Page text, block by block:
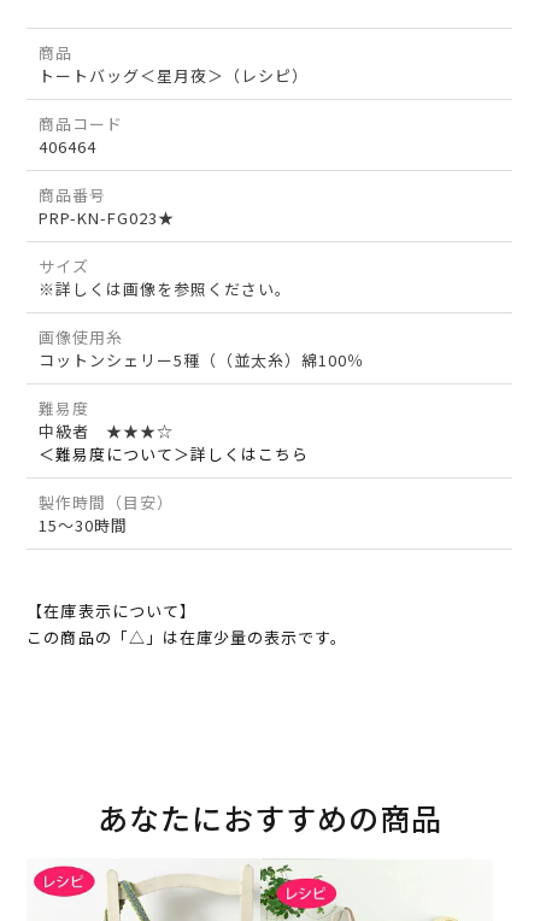
商品
トートバッグ＜星月夜＞（レシピ）
商品コード
406464
商品番号
PRP-KN-FG023★
サイズ
※詳しくは画像を参照ください。
画像使用糸
コットンシェリー5種（（並太糸）綿100％
難易度
中級者 ★★★☆
＜難易度について＞詳しくはこちら
製作時間（目安）
15～30時間
【在庫表示について】
この商品の「△」は在庫少量の表示です。
あなたにおすすめの商品